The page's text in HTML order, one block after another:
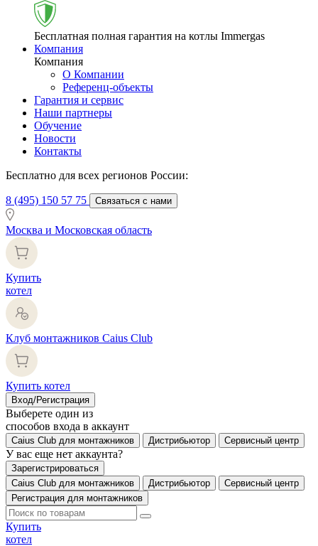
Бесплатная полная гарантия на котлы Immergas
Компания
Компания
О Компании
Референц-объекты
Гарантия и сервис
Наши партнеры
Обучение
Новости
Контакты
Бесплатно для всех регионов России:
8 (495) 150 57 75 Связаться с нами
Москва и Московская область
Купить
котел
Клуб монтажников Caius Club
Купить котел
Вход/Регистрация
Выберете один из
способов входа в аккаунт
Caius Club для монтажников Дистрибьютор Сервисный центр
У вас еще нет аккаунта?
Зарегистрироваться
Caius Club для монтажников
Дистрибьютор
Сервисный центр
Регистрация для монтажников
Купить
котел